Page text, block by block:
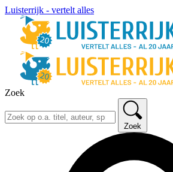
Luisterrijk - vertelt alles
Zoek
Zoek